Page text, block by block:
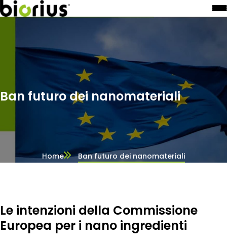
Ban futuro dei nanomateriali
Home Ban futuro dei nanomateriali
Le intenzioni della Commissione
Europea per i nano ingredienti